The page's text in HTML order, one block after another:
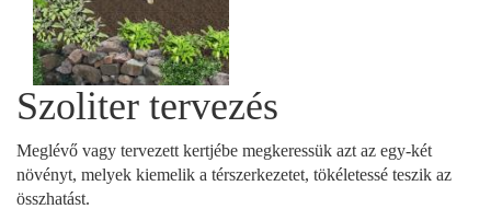
Szoliter tervezés
Meglévő vagy tervezett kertjébe megkeressük azt az egy-két
növényt, melyek kiemelik a térszerkezetet, tökéletessé teszik az
összhatást.